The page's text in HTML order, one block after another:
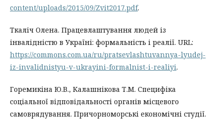
content/uploads/2015/09/Zvit2017.pdf.
Ткаліч Олена. Працевлаштування людей із
інвалідністю в Україні: формальність і реалії. URL:
https://commons.com.ua/ru/pratsevlashtuvannya-lyudej-
iz-invalidnistyu-v-ukrayini-formalnist-i-realiyi.
Горемикіна Ю.В., Калашнікова Т.М. Специфіка
соціальної відповідальності органів місцевого
самоврядування. Причорноморські економічні студії.